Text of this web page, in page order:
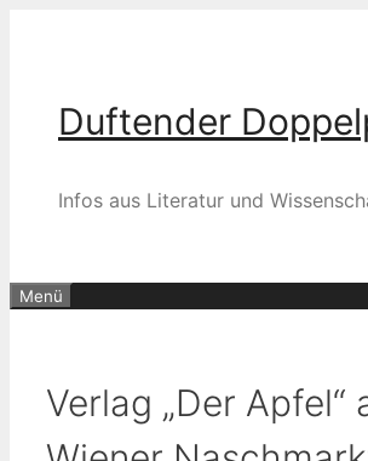
Duftender
Infos aus Literatur und
Menü
Verlag „Der Apfel“